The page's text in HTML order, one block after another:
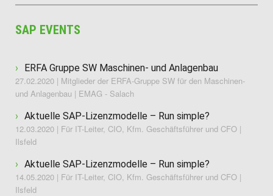
SAP EVENTS
ERFA Gruppe SW Maschinen- und Anlagenbau
27.02.2020 | Mitglieder der ERFA-Gruppe SW für den Maschinen-
und Anlagenbau | EMAG - Salach
Aktuelle SAP-Lizenzmodelle – Run simple?
12.03.2020 | Für IT-Leiter, CIO, Kfm. Geschäftsführer und CFO |
Ilsfeld
Aktuelle SAP-Lizenzmodelle – Run simple?
14.05.2020 | Für IT-Leiter, CIO, Kfm. Geschäftsführer und CFO |
Ilsfeld